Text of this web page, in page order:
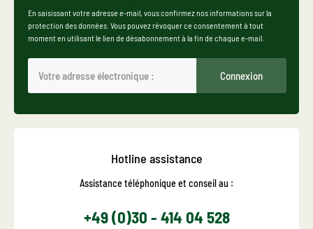
En saisissant votre adresse e-mail, vous confirmez nos informations sur la
protection des données. Vous pouvez révoquer ce consentement à tout
moment en utilisant le lien de désabonnement à la fin de chaque e-mail.
Connexion
Hotline assistance
Assistance téléphonique et conseil au :
+49 (0)30 - 414 04 528